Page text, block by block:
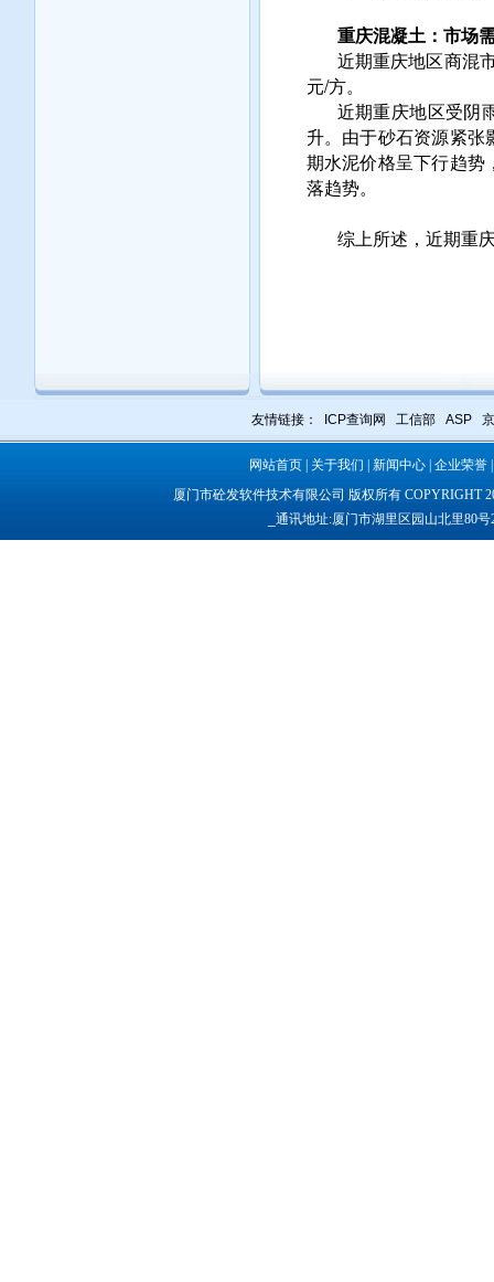
重庆混凝土：市场
近期重庆地区商混
元/方。
近期重庆地区受阴
升。由于砂石资源紧
期水泥价格呈下行趋
落趋势。
综上所述，近期重
友情链接： ICP查询网 工信部 ASP
网站首页| 关于我们 新闻中心| 企业荣誉
厦门市砼发软件技术有限公司 版权所有 COPYRIGHT
通讯地址:厦门市湖里区园山北里80号